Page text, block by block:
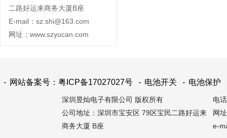
二路好运来商务大厦B座
E-mail：sz.shi@163.com
网址：www.szyucan.com
- 网站备案号：粤ICP备17027027号 - 电池开关 - 电池保护
深圳昱灿电子有限公司 版权所有
公司地址：深圳市宝安区 79区宝民二路好运来
商务大厦 B座
电
网
e-